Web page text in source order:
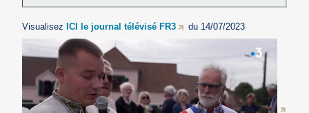
VisualisezICI le journal télévisé FR3 du 14/07/2023